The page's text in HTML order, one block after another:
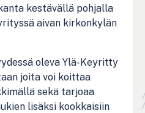
kestävällä pohjalla
aivan kirkonkylän
oleva Ylä-Keyritty
joita voi koittaa
sekä tarjoaa
lisäksi kookkaisiin